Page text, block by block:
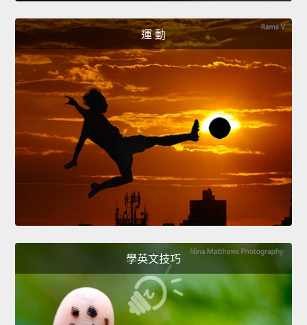
運 動
學英文技巧